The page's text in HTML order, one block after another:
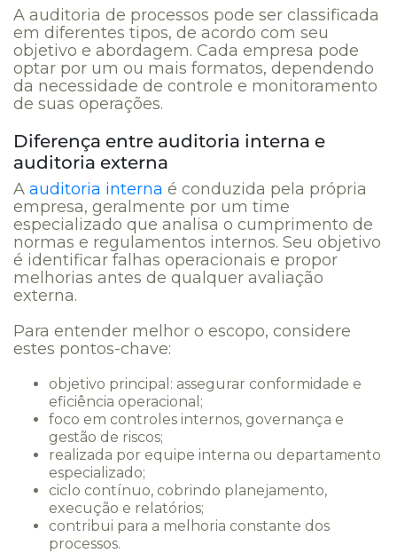
A auditoria de processos pode ser classificada
em diferentes tipos, de acordo com seu
objetivo e abordagem. Cada empresa pode
optar por um ou mais formatos, dependendo
da necessidade de controle e monitoramento
de suas operações.
Diferença entre auditoria interna e
auditoria externa
A auditoria interna é conduzida pela própria
empresa, geralmente por um time
especializado que analisa o cumprimento de
normas e regulamentos internos. Seu objetivo
é identificar falhas operacionais e propor
melhorias antes de qualquer avaliação
externa.
Para entender melhor o escopo, considere
estes pontos-chave:
objetivo principal: assegurar conformidade e
eficiência operacional;
foco em controles internos, governança e
gestão de riscos;
realizada por equipe interna ou departamento
especializado;
ciclo contínuo, cobrindo planejamento,
execução e relatórios;
contribui para a melhoria constante dos
processos.